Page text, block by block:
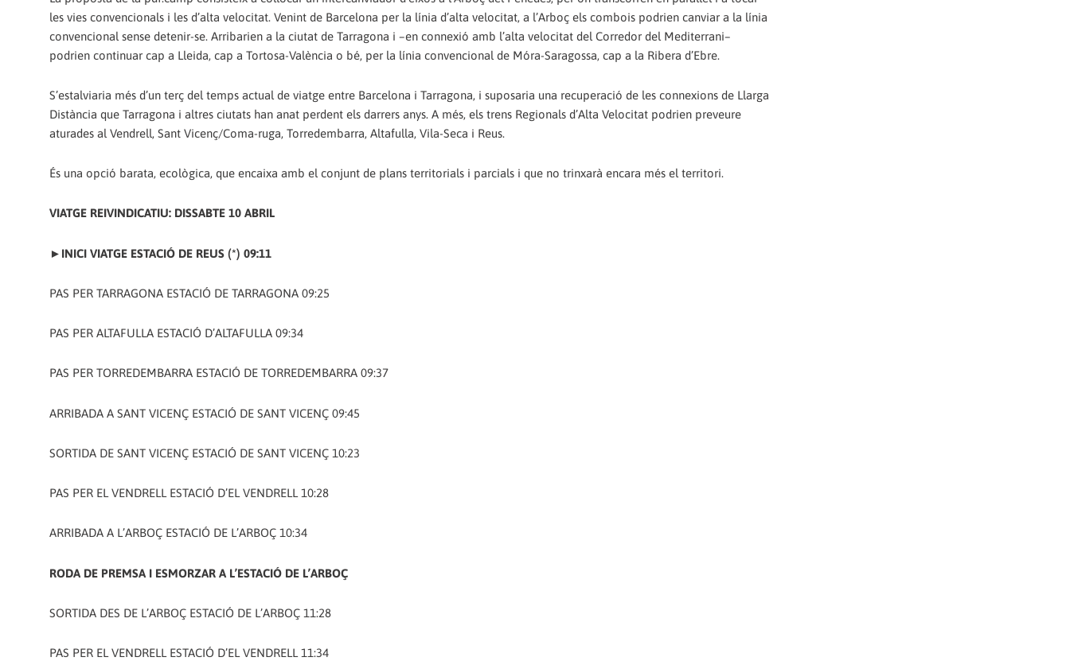
les vies convencionals i les d’alta velocitat. Venint de Barcelona per la línia d’alta velocitat, a l’Arboç els combois podrien canviar a la línia
convencional sense detenir-se. Arribarien a la ciutat de Tarragona i –en connexió amb l’alta velocitat del Corredor del Mediterrani–
podrien continuar cap a Lleida, cap a Tortosa-València o bé, per la línia convencional de Móra-Saragossa, cap a la Ribera d’Ebre.
S’estalviaria més d’un terç del temps actual de viatge entre Barcelona i Tarragona, i suposaria una recuperació de les connexions de Llarga
Distància que Tarragona i altres ciutats han anat perdent els darrers anys. A més, els trens Regionals d’Alta Velocitat podrien preveure
aturades al Vendrell, Sant Vicenç/Coma-ruga, Torredembarra, Altafulla, Vila-Seca i Reus.
És una opció barata, ecològica, que encaixa amb el conjunt de plans territorials i parcials i que no trinxarà encara més el territori.
VIATGE REIVINDICATIU: DISSABTE 10 ABRIL
► INICI VIATGE ESTACIÓ DE REUS (*) 09:11
PAS PER TARRAGONA ESTACIÓ DE TARRAGONA 09:25
PAS PER ALTAFULLA ESTACIÓ D’ALTAFULLA 09:34
PAS PER TORREDEMBARRA ESTACIÓ DE TORREDEMBARRA 09:37
ARRIBADA A SANT VICENÇ ESTACIÓ DE SANT VICENÇ 09:45
SORTIDA DE SANT VICENÇ ESTACIÓ DE SANT VICENÇ 10:23
PAS PER EL VENDRELL ESTACIÓ D’EL VENDRELL 10:28
ARRIBADA A L’ARBOÇ ESTACIÓ DE L’ARBOÇ 10:34
RODA DE PREMSA I ESMORZAR A L’ESTACIÓ DE L’ARBOÇ
SORTIDA DES DE L’ARBOÇ ESTACIÓ DE L’ARBOÇ 11:28
PAS PER EL VENDRELL ESTACIÓ D’EL VENDRELL 11:34